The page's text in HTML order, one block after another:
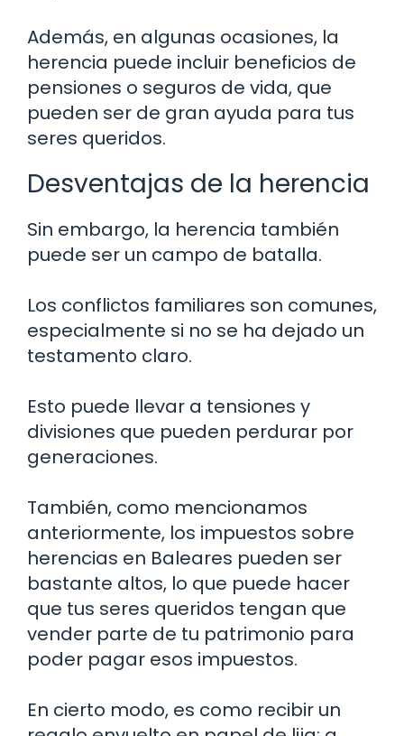
Además, en algunas ocasiones, la
herencia puede incluir beneficios de
pensiones o seguros de vida, que
pueden ser de gran ayuda para tus
seres queridos.
Desventajas de la herencia
Sin embargo, la herencia también
puede ser un campo de batalla.
Los conflictos familiares son comunes,
especialmente si no se ha dejado un
testamento claro.
Esto puede llevar a tensiones y
divisiones que pueden perdurar por
generaciones.
También, como mencionamos
anteriormente, los impuestos sobre
herencias en Baleares pueden ser
bastante altos, lo que puede hacer
que tus seres queridos tengan que
vender parte de tu patrimonio para
poder pagar esos impuestos.
En cierto modo, es como recibir un